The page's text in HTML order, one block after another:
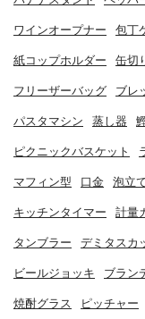
ワインオープナー 包丁
紙コップホルダー 缶切
フリーザーバッグ ブレ
パスタマシン 蒸し器
ピクニックバスケット
マフィン型 口金 泡立
キッチンタイマー 計量
タンブラー デミタスカ
ビールジョッキ ブラン
焼酎グラス ピッチャー